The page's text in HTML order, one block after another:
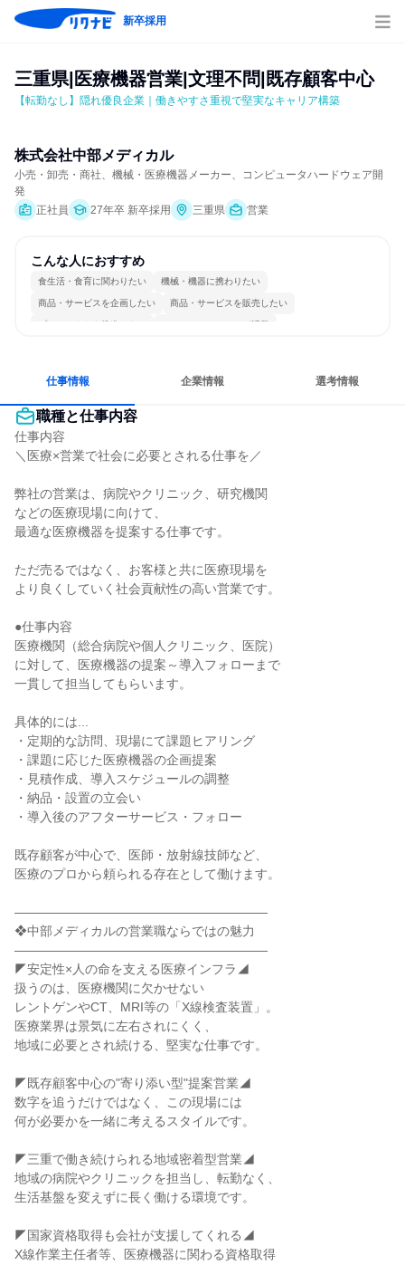
新卒採用
三重県|医療機器営業|文理不問|既存顧客中心
【転勤なし】隠れ優良企業｜働きやすさ重視で堅実なキャリア構築
株式会社中部メディカル
小売・卸売・商社、機械・医療機器メーカー、コンピュータハードウェア開
発
正社員
27年卒 新卒採用 三重県 営業
こんな人におすすめ
食生活・食育に関わりたい 機械・機器に携わりたい
商品・サービスを企画したい 商品・サービスを販売したい
プロジェクトを推進したい コミュニケーションが活発
仕事情報 企業情報 選考情報
職種と仕事内容
仕事内容
＼医療×営業で社会に必要とされる仕事を／
弊社の営業は、病院やクリニック、研究機関
などの医療現場に向けて、
最適な医療機器を提案する仕事です。
ただ売るではなく、お客様と共に医療現場を
より良くしていく社会貢献性の高い営業です。
●仕事内容
医療機関（総合病院や個人クリニック、医院）
に対して、医療機器の提案～導入フォローまで
一貫して担当してもらいます。
具体的には...
・定期的な訪問、現場にて課題ヒアリング
・課題に応じた医療機器の企画提案
・見積作成、導入スケジュールの調整
・納品・設置の立会い
・導入後のアフターサービス・フォロー
既存顧客が中心で、医師・放射線技師など、
医療のプロから頼られる存在として働けます。
――――――――――――――――――――
❖中部メディカルの営業職ならではの魅力
――――――――――――――――――――
◤安定性×人の命を支える医療インフラ◢
扱うのは、医療機関に欠かせない
レントゲンやCT、MRI等の「X線検査装置」。
医療業界は景気に左右されにくく、
地域に必要とされ続ける、堅実な仕事です。
◤既存顧客中心の"寄り添い型"提案営業◢
数字を追うだけではなく、この現場には
何が必要かを一緒に考えるスタイルです。
◤三重で働き続けられる地域密着型営業◢
地域の病院やクリニックを担当し、転勤なく、
生活基盤を変えずに長く働ける環境です。
◤国家資格取得も会社が支援してくれる◢
X線作業主任者等、医療機器に関わる資格取得